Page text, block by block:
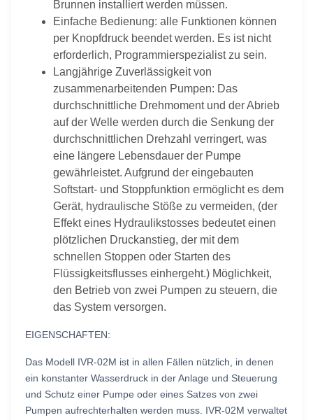
Brunnen installiert werden müssen.
Einfache Bedienung: alle Funktionen können
per Knopfdruck beendet werden. Es ist nicht
erforderlich, Programmierspezialist zu sein.
Langjährige Zuverlässigkeit von
zusammenarbeitenden Pumpen: Das
durchschnittliche Drehmoment und der Abrieb
auf der Welle werden durch die Senkung der
durchschnittlichen Drehzahl verringert, was
eine längere Lebensdauer der Pumpe
gewährleistet. Aufgrund der eingebauten
Softstart- und Stoppfunktion ermöglicht es dem
Gerät, hydraulische Stöße zu vermeiden, (der
Effekt eines Hydraulikstosses bedeutet einen
plötzlichen Druckanstieg, der mit dem
schnellen Stoppen oder Starten des
Flüssigkeitsflusses einhergeht.) Möglichkeit,
den Betrieb von zwei Pumpen zu steuern, die
das System versorgen.
EIGENSCHAFTEN:
Das Modell IVR-02M ist in allen Fällen nützlich, in denen
ein konstanter Wasserdruck in der Anlage und Steuerung
und Schutz einer Pumpe oder eines Satzes von zwei
Pumpen aufrechterhalten werden muss. IVR-02M verwaltet